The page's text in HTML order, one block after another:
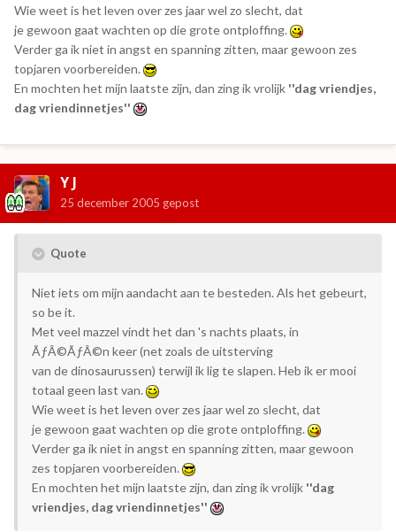
Wie weet is het leven over zes jaar wel zo slecht, dat
je gewoon gaat wachten op die grote ontploffing.
Verder ga ik niet in angst en spanning zitten, maar gewoon zes
topjaren voorbereiden.
En mochten het mijn laatste zijn, dan zing ik vrolijk ''dag vriendjes,
dag vriendinnetjes''
Y J
25 december 2005 gepost
Quote
Niet iets om mijn aandacht aan te besteden. Als het gebeurt,
so be it.
Met veel mazzel vindt het dan 's nachts plaats, in
ÃƒÂ©ÃƒÂ©n keer (net zoals de uitsterving
van de dinosaurussen) terwijl ik lig te slapen. Heb ik er mooi
totaal geen last van.
Wie weet is het leven over zes jaar wel zo slecht, dat
je gewoon gaat wachten op die grote ontploffing.
Verder ga ik niet in angst en spanning zitten, maar gewoon
zes topjaren voorbereiden.
En mochten het mijn laatste zijn, dan zing ik vrolijk ''dag
vriendjes, dag vriendinnetjes''